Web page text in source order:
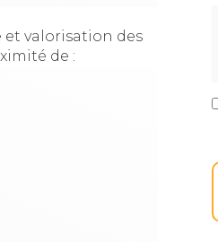
et valorisation des
de :